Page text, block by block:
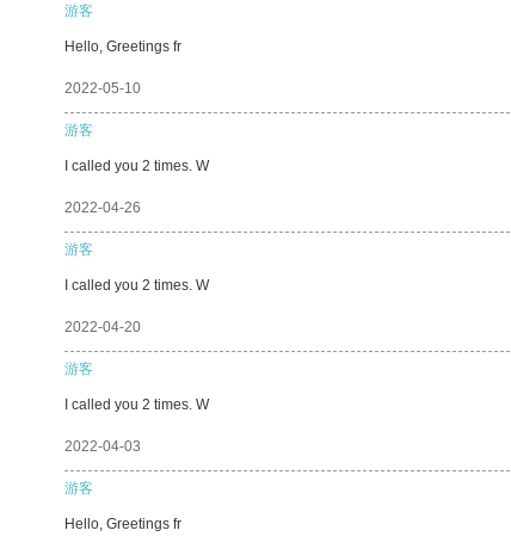
游客
Hello, Greetings fr
2022-05-10
游客
I called you 2 times. W
2022-04-26
游客
I called you 2 times. W
2022-04-20
游客
I called you 2 times. W
2022-04-03
游客
Hello, Greetings fr